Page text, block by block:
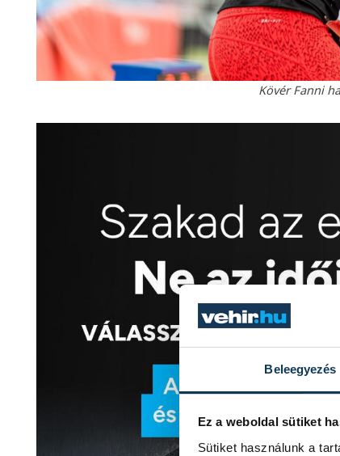
Beleegyezés
Ez a weboldal sütiket
Sütiket használunk a
Kövér Fanni